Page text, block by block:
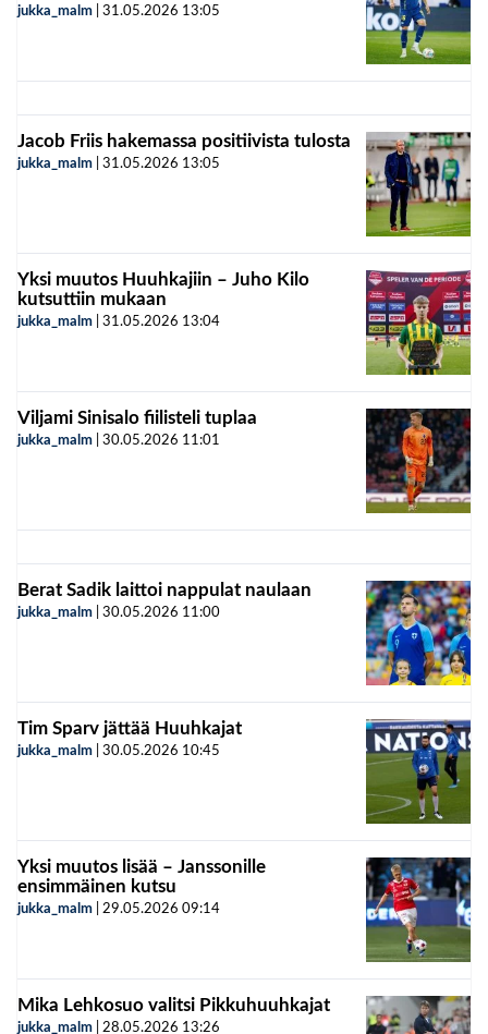
jukka_malm 31.05.2026 13:05
Jacob Friis hakemassa positiivista tulosta
jukka_malm 31.05.2026 13:05
Yksi muutos Huuhkajiin – Juho Kilo
kutsuttiin mukaan
jukka_malm 31.05.2026 13:04
Viljami Sinisalo fiilisteli tuplaa
jukka_malm 30.05.2026 11:01
Berat Sadik laittoi nappulat naulaan
jukka_malm 30.05.2026 11:00
Tim Sparv jättää Huuhkajat
jukka_malm 30.05.2026 10:45
Yksi muutos lisää – Janssonille
ensimmäinen kutsu
jukka_malm 29.05.2026 09:14
Mika Lehkosuo valitsi Pikkuhuuhkajat
jukka_malm 28.05.2026 13:26